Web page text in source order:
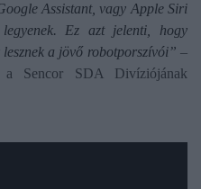
Assistant, vagy Apple Siri
legyenek. Ez azt jelenti, hogy
a jövő robotporszívói” –
Sencor SDA Divíziójának